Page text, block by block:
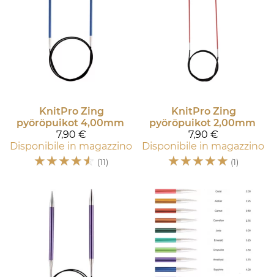
KnitPro Zing
pyöröpuikot 4,00mm
7,90 €
Disponibile in magazzino
☆☆☆☆☆ (11)
KnitPro Zing
pyöröpuikot 2,00mm
7,90 €
Disponibile in magazzino
☆☆☆☆☆ (1)